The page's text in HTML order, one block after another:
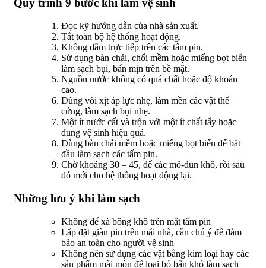
Quy trình 9 bước khi làm vệ sinh
Đọc kỹ hướng dẫn của nhà sản xuất.
Tắt toàn bộ hệ thống hoạt động.
Không dẫm trực tiếp trên các tấm pin.
Sử dụng bàn chải, chổi mềm hoặc miếng bọt biển
làm sạch bụi, bẩn mịn trên bề mặt.
Nguồn nước không có quá chất hoặc độ khoán
cao.
Dùng vòi xịt áp lực nhẹ, làm mền các vật thể
cứng, làm sạch bụi nhẹ.
Một ít nước cất và trộn với một ít chất tẩy hoặc
dung vệ sinh hiệu quả.
Dùng bàn chải mềm hoặc miếng bọt biển để bắt
đầu làm sạch các tấm pin.
Chờ khoảng 30 – 45, để các mô-đun khô, rồi sau
đó mới cho hệ thống hoạt động lại.
Những lưu ý khi làm sạch
Không để xà bông khô trên mặt tấm pin
Lắp đặt giàn pin trên mái nhà, cần chú ý để đảm
bảo an toàn cho người vệ sinh
Không nên sử dụng các vật bằng kim loại hay các
sản phẩm mài mòn để loại bỏ bẩn khó làm sạch